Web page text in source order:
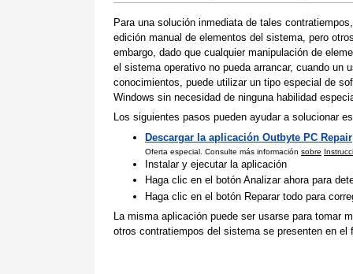
Para una solución inmediata de tales
edición manual de elementos del sistema, pero
embargo, dado que cualquier manipulación de
el sistema operativo no pueda arrancar, cuando un
conocimientos, puede utilizar un tipo especial de
Windows sin necesidad de ninguna habilidad
Los siguientes pasos pueden ayudar a solucionar
Descargar la aplicación Outbyte PC Repair
Oferta especial. Consulte más información sobre
Instalar y ejecutar la aplicación
Haga clic en el botón Analizar ahora para
Haga clic en el botón Reparar todo para
La misma aplicación puede ser usarse para tomar
otros contratiempos del sistema se presenten en el